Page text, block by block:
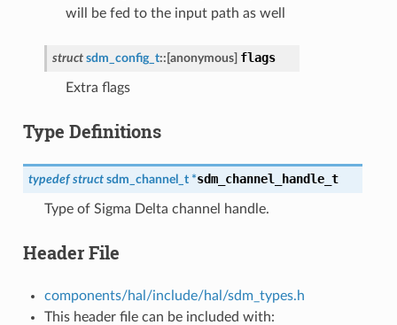
will be fed to the input path as well
struct sdm_config_t:: [anonymous] flags
Extra flags
Type Definitions
typedef struct sdm_channel_t *sdm_channel_handle_t
Type of Sigma Delta channel handle.
Header File
components/hal/include/hal/sdm_types.h
This header file can be included with: